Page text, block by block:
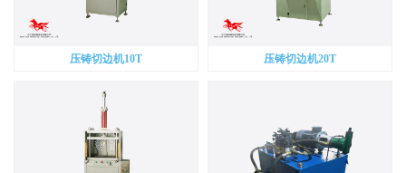
压铸切边机10T 压铸切边机20T